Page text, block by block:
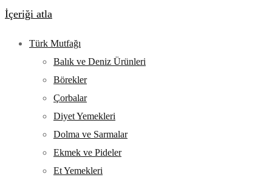
İçeriği atla
Türk Mutfağı
Balık ve Deniz Ürünleri
Börekler
Çorbalar
Diyet Yemekleri
Dolma ve Sarmalar
Ekmek ve Pideler
Et Yemekleri